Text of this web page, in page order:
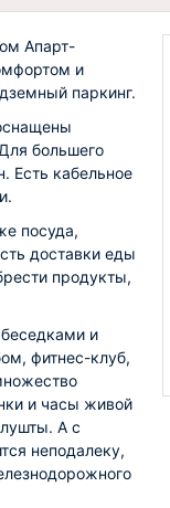
Апарт-
и
паркинг.
большего
Есть кабельное
посуда,
доставки еды
продукты,
и
фитнес-клуб,
и часы живой
А с
неподалеку,